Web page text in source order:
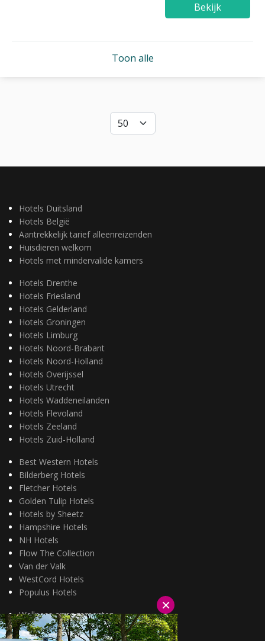
Bekijk
Toon alle
Hotels Duitsland
Hotels België
Aantrekkelijk tarief alleenreizenden
Huisdieren welkom
Hotels met mindervalide kamers
Hotels Drenthe
Hotels Friesland
Hotels Gelderland
Hotels Groningen
Hotels Limburg
Hotels Noord-Brabant
Hotels Noord-Holland
Hotels Overijssel
Hotels Utrecht
Hotels Waddeneilanden
Hotels Flevoland
Hotels Zeeland
Hotels Zuid-Holland
Best Western Hotels
Bilderberg Hotels
Fletcher Hotels
Golden Tulip Hotels
Hotels by Sheetz
Hampshire Hotels
NH Hotels
Flow The Collection
Van der Valk
WestCord Hotels
Populus Hotels
Wellness arrangementen
3=2 aanbiedingen
×